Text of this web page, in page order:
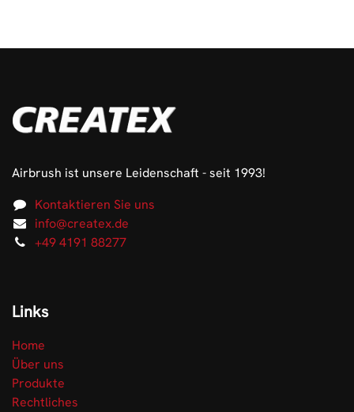
Airbrush ist unsere Leidenschaft - seit 1993!
Kontaktieren Sie uns
info@createx.de
+49 4191 88277
Links
Home
Über uns
Produkte
Rechtliches